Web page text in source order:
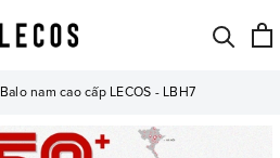
Balo nam cao cấp LECOS - LBH7